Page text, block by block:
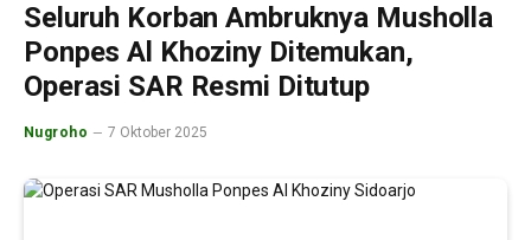
Seluruh Korban Ambruknya Musholla
Ponpes Al Khoziny Ditemukan,
Operasi SAR Resmi Ditutup
Nugroho 7 Oktober 2025